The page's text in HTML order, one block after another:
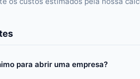
para abrir uma empresa?